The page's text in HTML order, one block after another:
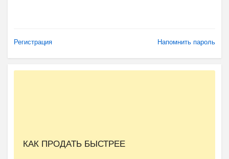
Регистрация Напомнить пароль
КАК ПРОДАТЬ БЫСТРЕЕ